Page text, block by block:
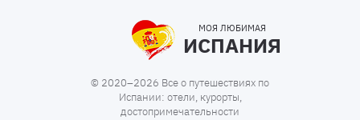
МОЯ ЛЮБИМАЯ
ИСПАНИЯ
© 2020–2026 Все о путешествиях по
Испании: отели, курорты,
достопримечательности